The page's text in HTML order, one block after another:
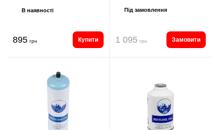
В наявності
895 грн Купити
Під замовлення
1 095 грн Замовити